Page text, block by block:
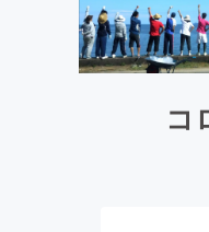
コ